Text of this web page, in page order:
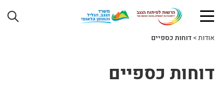
אודות>דוחות כספיים
דוחות כספיים